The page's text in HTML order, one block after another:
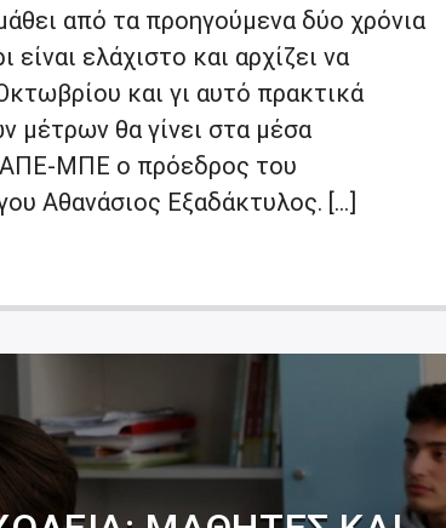
από τα προηγούμενα δύο χρόνια
ελάχιστο και αρχίζει να
και γι αυτό πρακτικά
μέτρων θα γίνει στα μέσα
ΑΠΕ-ΜΠΕ ο πρόεδρος του
Αθανάσιος Εξαδάκτυλος. […]